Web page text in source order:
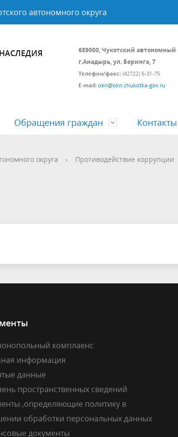
автономного округа
689000, Чукотский автономный
г.Анадырь, ул. Беринга, 7
Телефон/факс: (42722) 6-31-75
E-mail: okn@okn.chukotka-gov.ru
деятельность Бюджет
Открытые данные
Обращения граждан
помощь
Контакты
округа › Противодействие коррупции
комплаенс
информация
данные
пространственных сведений
,определяющие политику в
обработки персональных данных
документы